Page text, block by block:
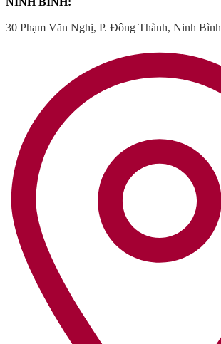
30 Phạm Văn Nghị, P. Đông Thành, Ninh Bình